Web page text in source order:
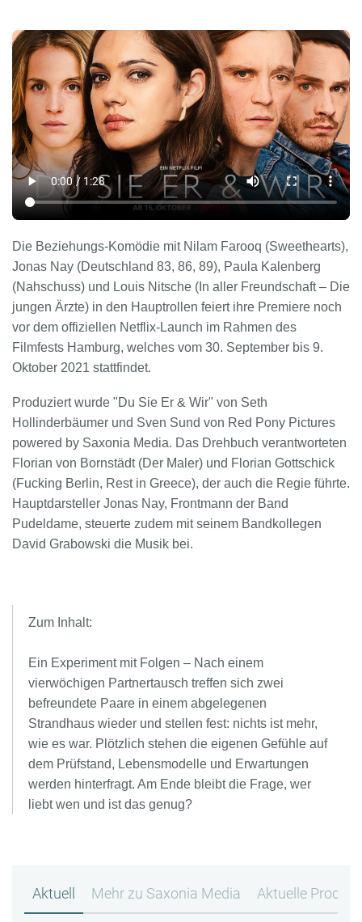
Die Beziehungs-Komödie mit Nilam Farooq (Sweethearts),
Jonas Nay (Deutschland 83, 86, 89), Paula Kalenberg
(Nahschuss) und Louis Nitsche (In aller Freundschaft – Die
jungen Ärzte) in den Hauptrollen feiert ihre Premiere noch
vor dem offiziellen Netflix-Launch im Rahmen des
Filmfests Hamburg, welches vom 30. September bis 9.
Oktober 2021 stattfindet.
Produziert wurde "Du Sie Er & Wir" von Seth
Hollinderbäumer und Sven Sund von Red Pony Pictures
powered by Saxonia Media. Das Drehbuch verantworteten
Florian von Bornstädt (Der Maler) und Florian Gottschick
(Fucking Berlin, Rest in Greece), der auch die Regie führte.
Hauptdarsteller Jonas Nay, Frontmann der Band
Pudeldame, steuerte zudem mit seinem Bandkollegen
David Grabowski die Musik bei.
Zum Inhalt:
Ein Experiment mit Folgen – Nach einem
vierwöchigen Partnertausch treffen sich zwei
befreundete Paare in einem abgelegenen
Strandhaus wieder und stellen fest: nichts ist mehr,
wie es war. Plötzlich stehen die eigenen Gefühle auf
dem Prüfstand, Lebensmodelle und Erwartungen
werden hinterfragt. Am Ende bleibt die Frage, wer
liebt wen und ist das genug?
Aktuell Mehr zu Saxonia Media Aktuelle